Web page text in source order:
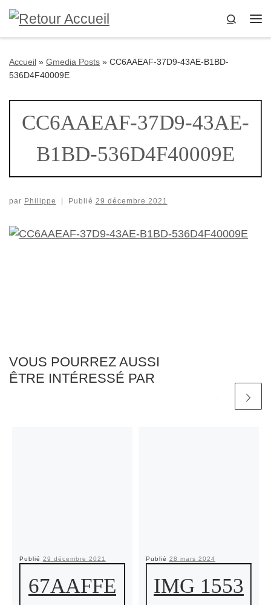
Passer au contenu
Search
Accueil » Gmedia Posts » CC6AAEAF-37D9-43AE-B1BD-
536D4F40009E
CC6AAEAF-37D9-43AE-
B1BD-536D4F40009E
par Philippe Publié 29 décembre 2021
VOUS POURREZ AUSSI
ÊTRE INTÉRESSÉ PAR
Publié 29 décembre 2021
67AAFFE
Publié 28 mars 2024
IMG 1553